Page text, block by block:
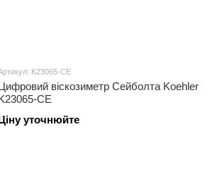
K23065-CE
віскозиметр Сейболта Koehler
CE
уточнюйте